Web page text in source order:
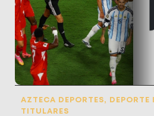
AZTECA DEPORTES,
TITULARES